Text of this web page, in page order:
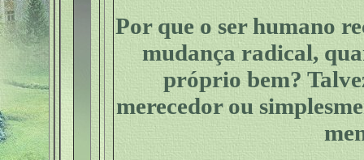
Por que o ser humano
mudança radical,
próprio bem?
merecedor ou